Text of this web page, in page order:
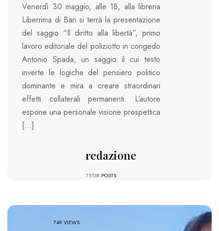
Venerdì 30 maggio, alle 18, alla libreria
Liberrima di Bari si terrà la presentazione
del saggio “Il diritto alla libertà”, primo
lavoro editoriale del poliziotto in congedo
Antonio Spada, un saggio il cui testo
inverte le logiche del pensiero politico
dominante e mira a creare straordinari
effetti collaterali permanenti. L’autore
espone una personale visione prospettica
[…]
redazione
75138 POSTS
749 VIEWS